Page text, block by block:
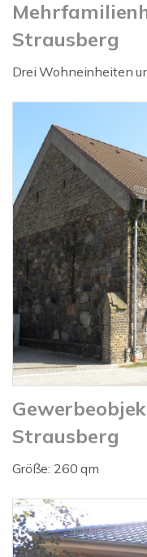
Strausberg
Drei Wohneinheiten
Strausberg
Größe: 260 qm